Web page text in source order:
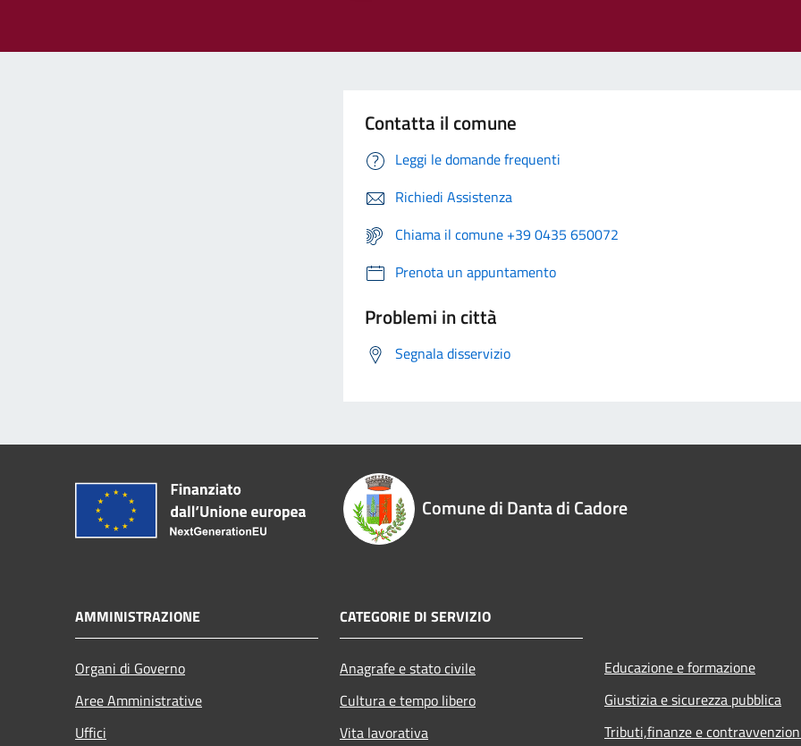
Contatta il comune
Leggi le domande frequenti
Richiedi Assistenza
Chiama il comune +39 0435 650072
Prenota un appuntamento
Problemi in città
Segnala disservizio
Comune di Danta di Cadore
AMMINISTRAZIONE
Organi di Governo
Aree Amministrative
Uffici
CATEGORIE DI SERVIZIO
Anagrafe e stato civile
Cultura e tempo libero
Vita lavorativa
Educazione e formazione
Giustizia e sicurezza pubblica
Tributi,finanze e